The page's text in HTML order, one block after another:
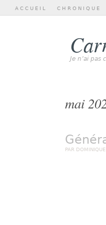
Je n’ai pas
ACCUEIL CHRONIQUE
mai
PAR